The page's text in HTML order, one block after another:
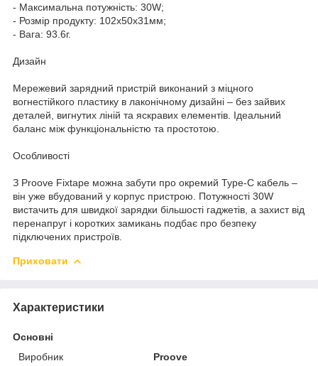
- Максимальна потужність: 30W;
- Розмір продукту: 102х50х31мм;
- Вага: 93.6г.
Дизайн
Мережевий зарядний пристрій виконаний з міцного
вогнестійкого пластику в лаконічному дизайні – без зайвих
деталей, вигнутих ліній та яскравих елементів. Ідеальний
баланс між функціональністю та простотою.
Особливості
З Proove Fixtape можна забути про окремий Type-C кабель –
він уже вбудований у корпус пристрою. Потужності 30W
вистачить для швидкої зарядки більшості гаджетів, а захист від
перенапруг і коротких замикань подбає про безпеку
підключених пристроїв.
Приховати
Характеристики
Основні
Виробник
Proove